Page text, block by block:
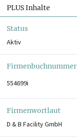
PLUS Inhalte
Status
Aktiv
Firmenbuchnummer
554699i
Firmenwortlaut
D & B Facility GmbH